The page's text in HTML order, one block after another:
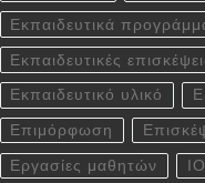
Εκπαιδευτικά
Εκπαιδευτικές
Εκπαιδευτικό υλικό
Επιμόρφωση
Εργασίες μαθητών